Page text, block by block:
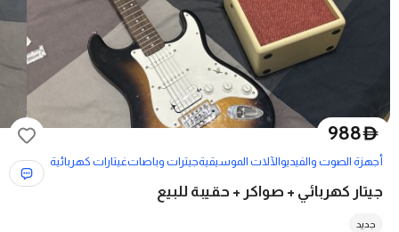
D
988
أجهزة الصوت والفيديوالآلات الموسيقيةجيترات وباصاتغيتارات كهربائية
جيتار كهربائي + صواكر + حقيبة للبيع
جديد